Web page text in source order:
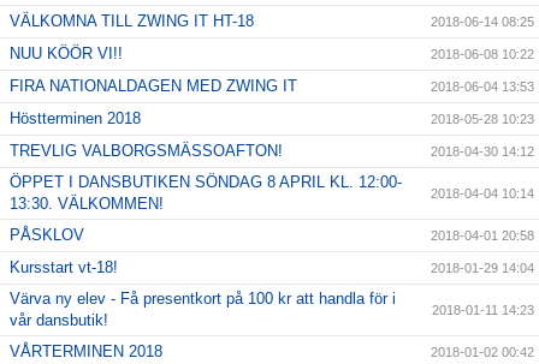
VÄLKOMNA TILL ZWING IT HT-18 2018-06-14 08:25
NUU KÖÖR VI!! 2018-06-08 10:22
FIRA NATIONALDAGEN MED ZWING IT 2018-06-04 13:53
Höstterminen 2018 2018-05-28 10:23
TREVLIG VALBORGSMÄSSOAFTON! 2018-04-30 14:12
ÖPPET I DANSBUTIKEN SÖNDAG 8 APRIL KL. 12:00-
13:30. VÄLKOMMEN!
2018-04-04 10:14
PÅSKLOV 2018-04-01 20:58
Kursstart vt-18! 2018-01-29 14:04
Värva ny elev - Få presentkort på 100 kr att handla för i
vår dansbutik!
2018-01-11 14:23
VÅRTERMINEN 2018 2018-01-02 00:42